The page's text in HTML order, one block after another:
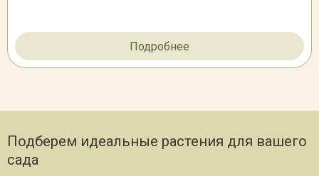
Подробнее
Подберем идеальные растения для вашего
сада